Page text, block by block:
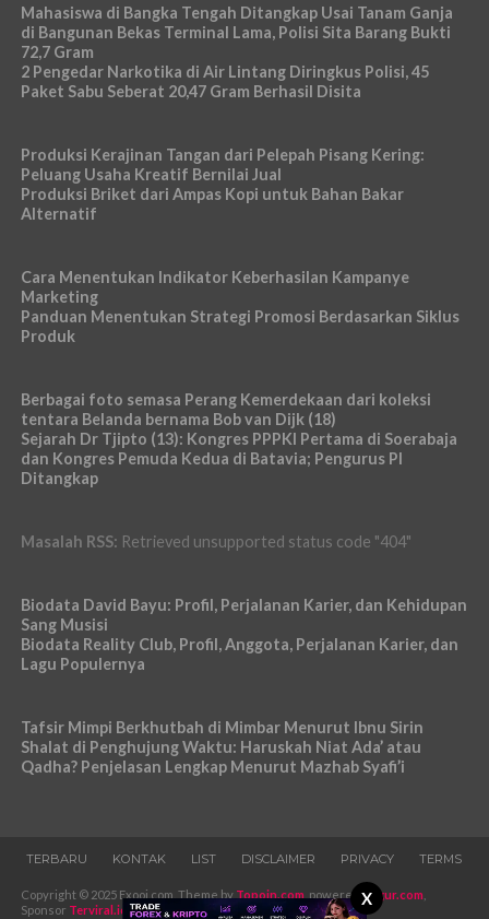
X
Mahasiswa di Bangka Tengah Ditangkap Usai Tanam Ganja
di Bangunan Bekas Terminal Lama, Polisi Sita Barang Bukti
72,7 Gram
2 Pengedar Narkotika di Air Lintang Diringkus Polisi, 45
Paket Sabu Seberat 20,47 Gram Berhasil Disita
Produksi Kerajinan Tangan dari Pelepah Pisang Kering:
Peluang Usaha Kreatif Bernilai Jual
Produksi Briket dari Ampas Kopi untuk Bahan Bakar
Alternatif
Cara Menentukan Indikator Keberhasilan Kampanye
Marketing
Panduan Menentukan Strategi Promosi Berdasarkan Siklus
Produk
Berbagai foto semasa Perang Kemerdekaan dari koleksi
tentara Belanda bernama Bob van Dijk (18)
Sejarah Dr Tjipto (13): Kongres PPPKI Pertama di Soerabaja
dan Kongres Pemuda Kedua di Batavia; Pengurus PI
Ditangkap
Masalah RSS: Retrieved unsupported status code "404"
Biodata David Bayu: Profil, Perjalanan Karier, dan Kehidupan
Sang Musisi
Biodata Reality Club, Profil, Anggota, Perjalanan Karier, dan
Lagu Populernya
Tafsir Mimpi Berkhutbah di Mimbar Menurut Ibnu Sirin
Shalat di Penghujung Waktu: Haruskah Niat Ada’ atau
Qadha? Penjelasan Lengkap Menurut Mazhab Syafi’i
TERBARU KONTAK LIST DISCLAIMER PRIVACY TERMS
Copyright © 2025 Exooi.com. Theme by Topoin.com , poweredPugur.com
Sponsor Terviral.id -Iklans.com.